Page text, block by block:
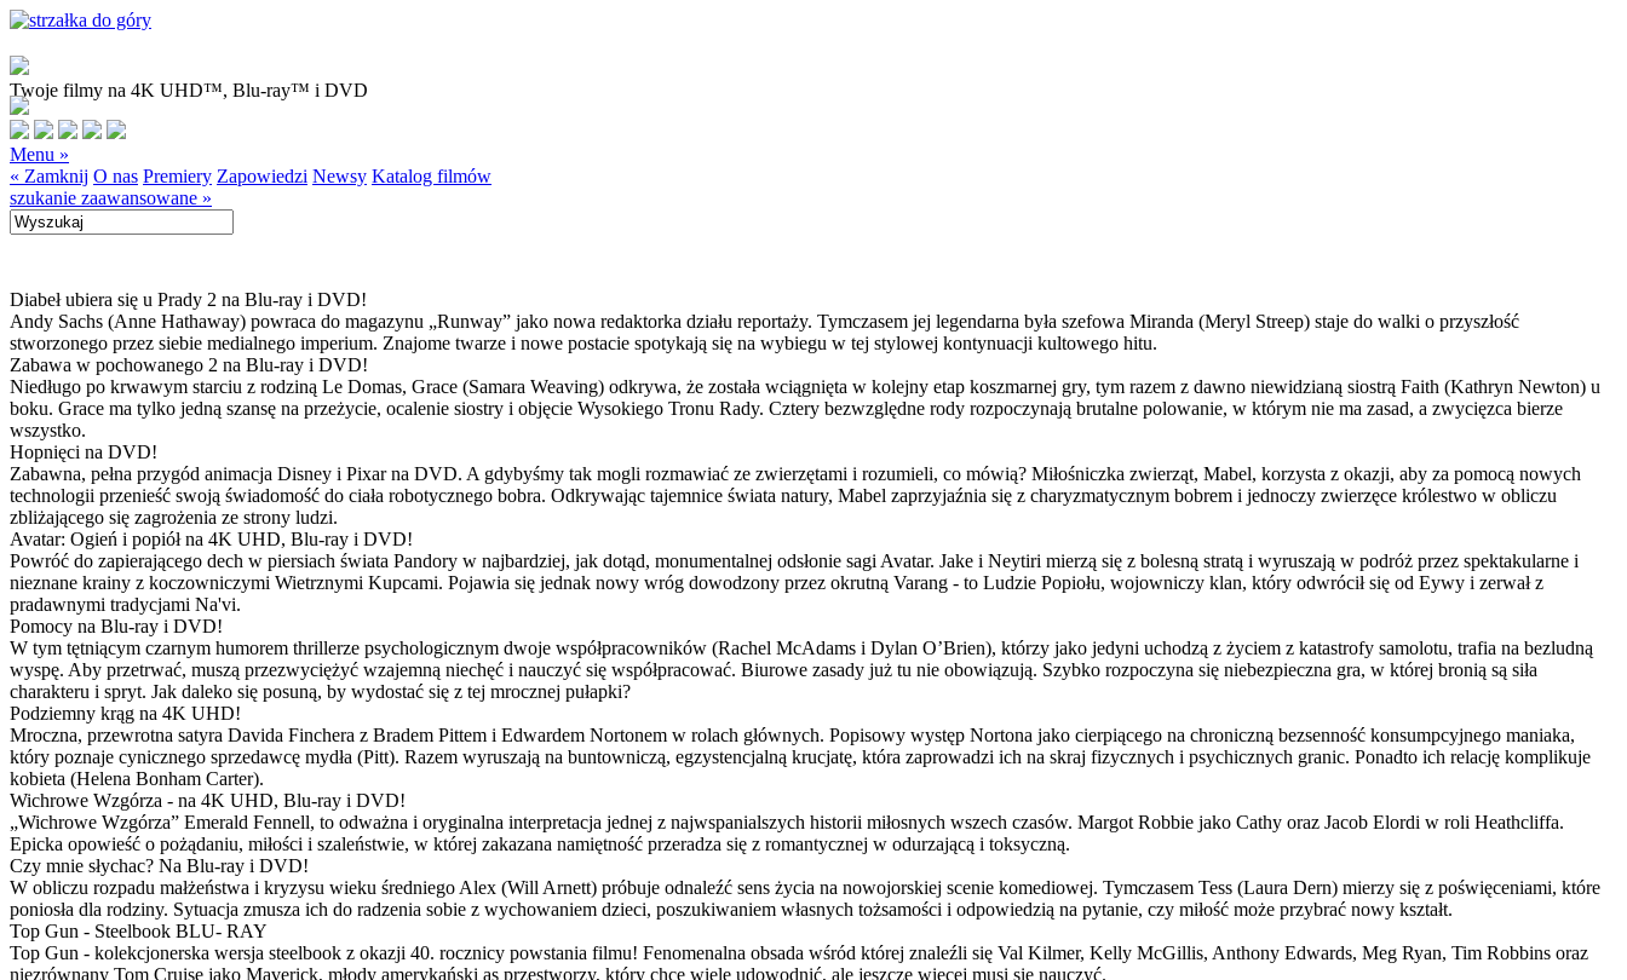
Twoje filmy na 4K UHD™, Blu-ray™ i DVD
Menu »
« Zamknij O nas Premiery Zapowiedzi Newsy Katalog filmów
szukanie zaawansowane »
Diabeł ubiera się u Prady 2 na Blu-ray i DVD!
Andy Sachs (Anne Hathaway) powraca do magazynu „Runway” jako nowa redaktorka działu reportaży. Tymczasem jej legendarna była szefowa Miranda (Meryl Streep) staje do walki o przyszłość
stworzonego przez siebie medialnego imperium. Znajome twarze i nowe postacie spotykają się na wybiegu w tej stylowej kontynuacji kultowego hitu.
Zabawa w pochowanego 2 na Blu-ray i DVD!
Niedługo po krwawym starciu z rodziną Le Domas, Grace (Samara Weaving) odkrywa, że została wciągnięta w kolejny etap koszmarnej gry, tym razem z dawno niewidzianą siostrą Faith (Kathryn Newton) u
boku. Grace ma tylko jedną szansę na przeżycie, ocalenie siostry i objęcie Wysokiego Tronu Rady. Cztery bezwzględne rody rozpoczynają brutalne polowanie, w którym nie ma zasad, a zwycięzca bierze
wszystko.
Hopnięci na DVD!
Zabawna, pełna przygód animacja Disney i Pixar na DVD. A gdybyśmy tak mogli rozmawiać ze zwierzętami i rozumieli, co mówią? Miłośniczka zwierząt, Mabel, korzysta z okazji, aby za pomocą nowych
technologii przenieść swoją świadomość do ciała robotycznego bobra. Odkrywając tajemnice świata natury, Mabel zaprzyjaźnia się z charyzmatycznym bobrem i jednoczy zwierzęce królestwo w obliczu
zbliżającego się zagrożenia ze strony ludzi.
Avatar: Ogień i popiół na 4K UHD, Blu-ray i DVD!
Powróć do zapierającego dech w piersiach świata Pandory w najbardziej, jak dotąd, monumentalnej odsłonie sagi Avatar. Jake i Neytiri mierzą się z bolesną stratą i wyruszają w podróż przez spektakularne i
nieznane krainy z koczowniczymi Wietrznymi Kupcami. Pojawia się jednak nowy wróg dowodzony przez okrutną Varang - to Ludzie Popiołu, wojowniczy klan, który odwrócił się od Eywy i zerwał z
pradawnymi tradycjami Na'vi.
Pomocy na Blu-ray i DVD!
W tym tętniącym czarnym humorem thrillerze psychologicznym dwoje współpracowników (Rachel McAdams i Dylan O’Brien), którzy jako jedyni uchodzą z życiem z katastrofy samolotu, trafia na bezludną
wyspę. Aby przetrwać, muszą przezwyciężyć wzajemną niechęć i nauczyć się współpracować. Biurowe zasady już tu nie obowiązują. Szybko rozpoczyna się niebezpieczna gra, w której bronią są siła
charakteru i spryt. Jak daleko się posuną, by wydostać się z tej mrocznej pułapki?
Podziemny krąg na 4K UHD!
Mroczna, przewrotna satyra Davida Finchera z Bradem Pittem i Edwardem Nortonem w rolach głównych. Popisowy występ Nortona jako cierpiącego na chroniczną bezsenność konsumpcyjnego maniaka,
który poznaje cynicznego sprzedawcę mydła (Pitt). Razem wyruszają na buntowniczą, egzystencjalną krucjatę, która zaprowadzi ich na skraj fizycznych i psychicznych granic. Ponadto ich relację komplikuje
kobieta (Helena Bonham Carter).
Wichrowe Wzgórza - na 4K UHD, Blu-ray i DVD!
„Wichrowe Wzgórza” Emerald Fennell, to odważna i oryginalna interpretacja jednej z najwspanialszych historii miłosnych wszech czasów. Margot Robbie jako Cathy oraz Jacob Elordi w roli Heathcliffa.
Epicka opowieść o pożądaniu, miłości i szaleństwie, w której zakazana namiętność przeradza się z romantycznej w odurzającą i toksyczną.
Czy mnie słychac? Na Blu-ray i DVD!
W obliczu rozpadu małżeństwa i kryzysu wieku średniego Alex (Will Arnett) próbuje odnaleźć sens życia na nowojorskiej scenie komediowej. Tymczasem Tess (Laura Dern) mierzy się z poświęceniami, które
poniosła dla rodziny. Sytuacja zmusza ich do radzenia sobie z wychowaniem dzieci, poszukiwaniem własnych tożsamości i odpowiedzią na pytanie, czy miłość może przybrać nowy kształt.
Top Gun - Steelbook BLU- RAY
Top Gun - kolekcjonerska wersja steelbook z okazji 40. rocznicy powstania filmu! Fenomenalna obsada wśród której znaleźli się Val Kilmer, Kelly McGillis, Anthony Edwards, Meg Ryan, Tim Robbins oraz
niezrównany Tom Cruise jako Maverick, młody amerykański as przestworzy, który chce wiele udowodnić, ale jeszcze więcej musi się nauczyć.